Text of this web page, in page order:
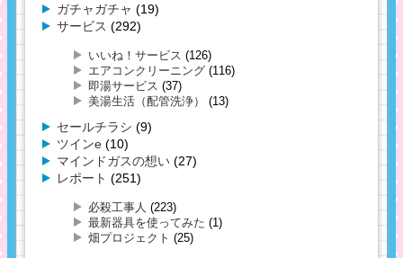
ガチャガチャ (19)
サービス (292)
いいね！サービス (126)
エアコンクリーニング (116)
即湯サービス (37)
美湯生活（配管洗浄）
(13)
セールチラシ (9)
ツインe (10)
マインドガスの想い (27)
レポート (251)
必殺工事人 (223)
最新器具を使ってみた (1)
畑プロジェクト (25)